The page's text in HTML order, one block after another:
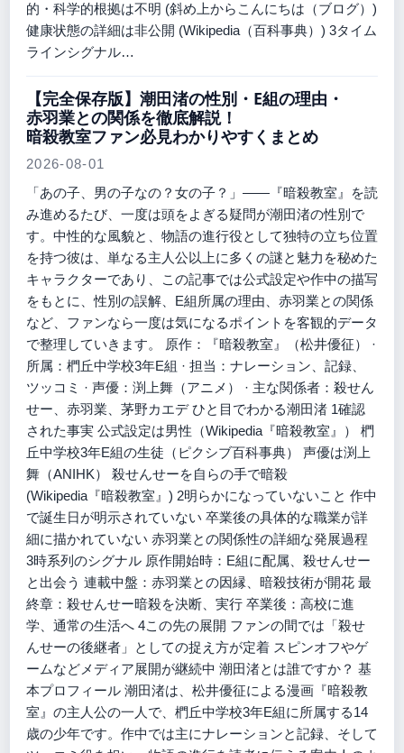
的・科学的根拠は不明 (斜め上からこんにちは（ブログ）)
健康状態の詳細は非公開 (Wikipedia（百科事典）) 3タイム
ラインシグナル…
【完全保存版】潮田渚の性別・E組の理由・
赤羽業との関係を徹底解説！
暗殺教室ファン必見わかりやすくまとめ
2026-08-01
「あの子、男の子なの？女の子？」——『暗殺教室』を読
み進めるたび、一度は頭をよぎる疑問が潮田渚の性別で
す。中性的な風貌と、物語の進行役として独特の立ち位置
を持つ彼は、単なる主人公以上に多くの謎と魅力を秘めた
キャラクターであり、この記事では公式設定や作中の描写
をもとに、性別の誤解、E組所属の理由、赤羽業との関係
など、ファンなら一度は気になるポイントを客観的データ
で整理していきます。 原作：『暗殺教室』（松井優征） ·
所属：椚丘中学校3年E組 · 担当：ナレーション、記録、
ツッコミ · 声優：渕上舞（アニメ） · 主な関係者：殺せん
せー、赤羽業、茅野カエデ ひと目でわかる潮田渚 1確認
された事実 公式設定は男性（Wikipedia『暗殺教室』） 椚
丘中学校3年E組の生徒（ピクシブ百科事典） 声優は渕上
舞（ANIHK） 殺せんせーを自らの手で暗殺
(Wikipedia『暗殺教室』) 2明らかになっていないこと 作中
で誕生日が明示されていない 卒業後の具体的な職業が詳
細に描かれていない 赤羽業との関係性の詳細な発展過程
3時系列のシグナル 原作開始時：E組に配属、殺せんせー
と出会う 連載中盤：赤羽業との因縁、暗殺技術が開花 最
終章：殺せんせー暗殺を決断、実行 卒業後：高校に進
学、通常の生活へ 4この先の展開 ファンの間では「殺せ
んせーの後継者」としての捉え方が定着 スピンオフやゲ
ームなどメディア展開が継続中 潮田渚とは誰ですか？ 基
本プロフィール 潮田渚は、松井優征による漫画『暗殺教
室』の主人公の一人で、椚丘中学校3年E組に所属する14
歳の少年です。作中では主にナレーションと記録、そして